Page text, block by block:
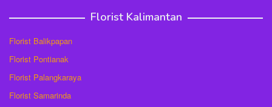
Florist Kalimantan
Florist Balikpapan
Florist Pontianak
Florist Palangkaraya
Florist Samarinda